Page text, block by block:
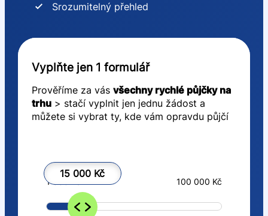
Srozumitelný přehled
Vyplňte jen 1 formulář
Prověříme za vás všechny rychlé půjčky na
trhu> stačí vyplnit jen jednu žádost a
můžete si vybrat ty, kde vám opravdu půjčí
15 000 Kč
1 000 Kč 100 000 Kč